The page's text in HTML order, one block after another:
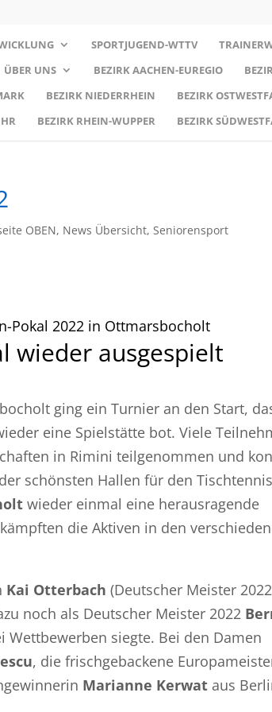
SPORTJUGEND-WTTV
ÜBER UNS BEZIRK AACHEN-EUREGIO
BEZIRK NIEDERRHEIN BEZIRK
BEZIRK RHEIN-WUPPER BEZIRK
OBEN, News Übersicht, Seniorensport
Pokal 2022 in Ottmarsbocholt
wieder ausgespielt
ging ein Turnier an den Start,
eine Spielstätte bot. Viele
in Rimini teilgenommen und
schönsten Hallen für den
wieder einmal eine herausragende
die Aktiven in den
Kai Otterbach (Deutscher Meister
noch als Deutscher Meister 2022
Wettbewerben siegte. Bei den Damen
, die frischgebackene
Marianne Kerwat aus